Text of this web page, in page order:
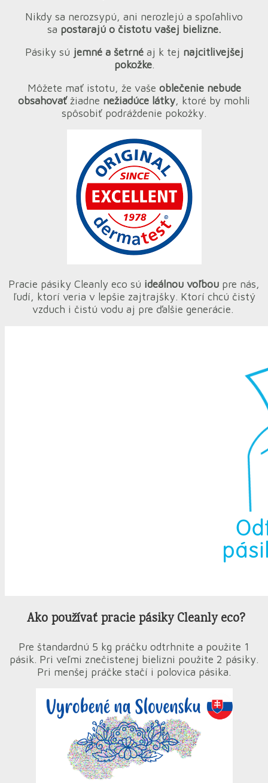
Nikdy sa nerozsypú, ani nerozlejú a spoľahlivo
sa postarajú o čistotu vašej bielizne.
Pásiky sú jemné a šetrné aj k tej najcitlivejšej
pokožke.
Môžete mať istotu, že vaše oblečenie nebude
obsahovaťžiadne nežiadúce látky, ktoré by mohli
spôsobiť podráždenie pokožky.
Pracie pásiky Cleanly eco sú ideálnou voľbou pre nás,
ľudí, ktorí veria v lepšie zajtrajšky. Ktorí chcú čistý
vzduch i čistú vodu aj pre ďalšie generácie.
Ako používať pracie pásiky Cleanly eco?
Pre štandardnú 5 kg práčku odtrhnite a použite 1
pásik. Pri veľmi znečistenej bielizni použite 2 pásiky.
Pri menšej práčke stačí i polovica pásika.